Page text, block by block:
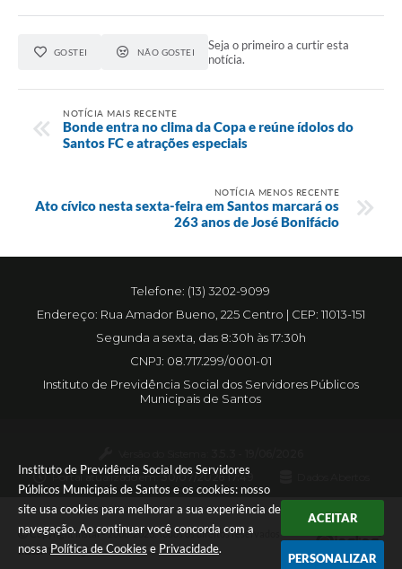
Instituto de Previdência Social dos Servidores
Públicos Municipais de Santos e os cookies: nosso
site usa cookies para melhorar a sua experiência de
navegação. Ao continuar você concorda com a
nossa Política de Cookies e Privacidade.
ACEITAR
PERSONALIZAR
GOSTEI NÃO GOSTEI
Seja o primeiro a curtir esta
notícia.
NOTÍCIA MAIS RECENTE
Bonde entra no clima da Copa e reúne ídolos do
Santos FC e atrações especiais
NOTÍCIA MENOS RECENTE
Ato cívico nesta sexta-feira em Santos marcará os
263 anos de José Bonifácio
Telefone: (13) 3202-9099
Endereço: Rua Amador Bueno, 225 Centro | CEP: 11013-151
Segunda a sexta, das 8:30h às 17:30h
CNPJ: 08.717.299/0001-01
Instituto de Previdência Social dos Servidores Públicos
Municipais de Santos
Portal atualizado em:30/07/2026 17:49
Copyright Instar - 2006-2026. Todos os direitos reservados -
Instar Tecnologia